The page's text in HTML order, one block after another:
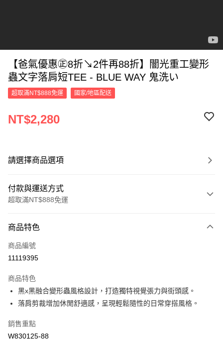
【爸氣優惠㊣8折↘2件再88折】闇光重工變形
蟲文字落肩短TEE - BLUE WAY 鬼洗い
超取滿NT$888免運 國家/地區配送
NT$2,280
請選擇商品選項
付款與運送方式
超取滿NT$888免運
信用卡一次付款
超商取貨付款
Apple Pay
街口支付
悠遊付
商品特色
商品編號
11119395
商品特色
黑x黑融合變形蟲風格設計，打造獨特視覺張力與街頭感。
落肩剪裁增加休閒舒適感，呈現輕鬆隨性的日常穿搭風格。
銷售重點
W830125-88